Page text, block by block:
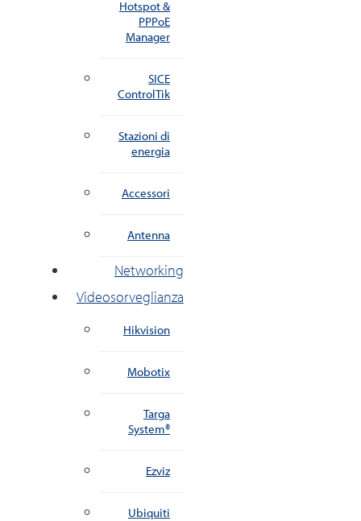
Hotspot &
PPPoE
Manager
SICE
ControlTik
Stazioni di
energia
Accessori
Antenna
Networking
Videosorveglianza
Hikvision
Mobotix
Targa
System®
Ezviz
Ubiquiti